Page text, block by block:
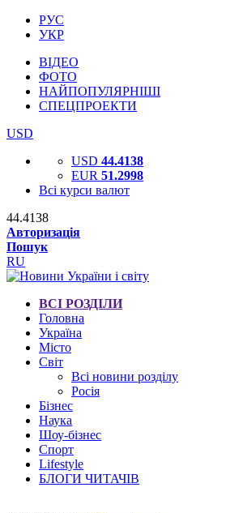
РУС
УКР
ВІДЕО
ФОТО
НАЙПОПУЛЯРНІШІ
СПЕЦПРОЕКТИ
USD
USD 44.4138
EUR 51.2998
Всі курси валют
44.4138
Авторизація
Пошук
RU
ВСІ РОЗДІЛИ
Головна
Україна
Місто
Світ
Всі новини розділу
Росія
Бізнес
Наука
Шоу-бізнес
Спорт
Lifestyle
БЛОГИ ЧИТАЧІВ